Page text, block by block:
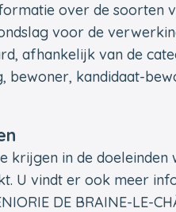
over de soorten
voor de
afhankelijk van de
kandidaat-
in de doeleinden
U vindt er ook meer
DE BRAINE-LE-